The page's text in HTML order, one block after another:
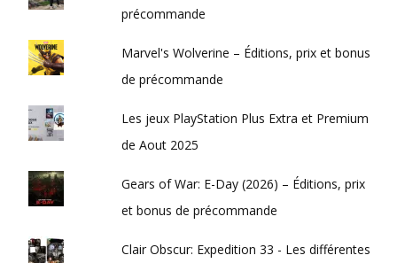
précommande
Marvel's Wolverine – Éditions, prix et bonus
de précommande
Les jeux PlayStation Plus Extra et Premium
de Aout 2025
Gears of War: E-Day (2026) – Éditions, prix
et bonus de précommande
Clair Obscur: Expedition 33 - Les différentes